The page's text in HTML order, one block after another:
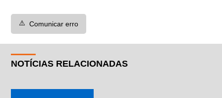
⚠️ Comunicar erro
NOTÍCIAS RELACIONADAS